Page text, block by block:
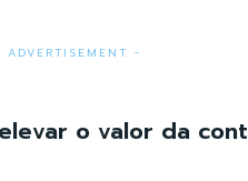
ADVERTISEMENT -
o valor da